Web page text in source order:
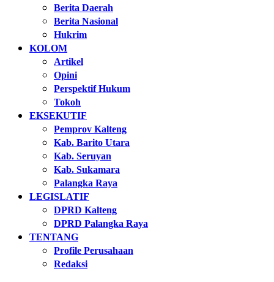
Berita Daerah
Berita Nasional
Hukrim
KOLOM
Artikel
Opini
Perspektif Hukum
Tokoh
EKSEKUTIF
Pemprov Kalteng
Kab. Barito Utara
Kab. Seruyan
Kab. Sukamara
Palangka Raya
LEGISLATIF
DPRD Kalteng
DPRD Palangka Raya
TENTANG
Profile Perusahaan
Redaksi